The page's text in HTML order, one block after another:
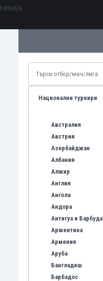
Национални турнири
Австралия
Австрия
Азербайджан
Албания
Алжир
Англия
Ангола
Андора
Антигуа и Барбуда
Аржентина
Армения
Аруба
Бангладеш
Барбадос